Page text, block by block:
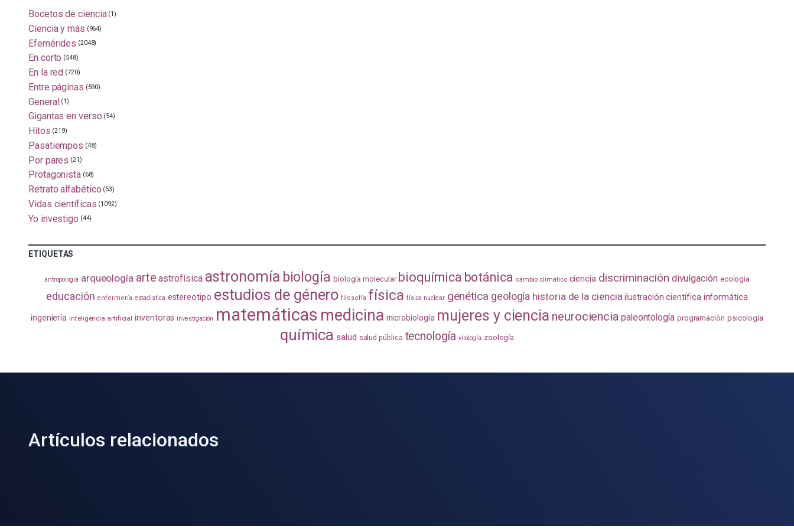
Bocetos de ciencia (1)
Ciencia y más (964)
Efemérides (2048)
En corto (548)
En la red (720)
Entre páginas (590)
General (1)
Gigantas en verso (54)
Hitos (219)
Pasatiempos (48)
Por pares (21)
Protagonista (68)
Retrato alfabético (53)
Vidas científicas (1092)
Yo investigo (44)
ETIQUETAS
antropología arqueología arte astrofísica astronomía biología biología molecular bioquímica botánica cambio climático ciencia discriminación divulgación ecología
educación enfermería estadistica estereotipo estudios de género filosofía física física nuclear genética geología historia de la ciencia ilustración científica informática
ingeniería inteligencia artificial inventoras investigación matemáticas medicina microbiología mujeres y ciencia neurociencia paleontología programación psicología
química salud salud pública tecnología virología zoología
Artículos relacionados